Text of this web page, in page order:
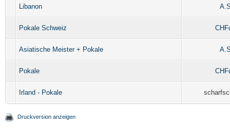
Libanon
Pokale Schweiz
Asiatische Meister + Pokale
Pokale
Irland - Pokale
Druckversion anzeigen